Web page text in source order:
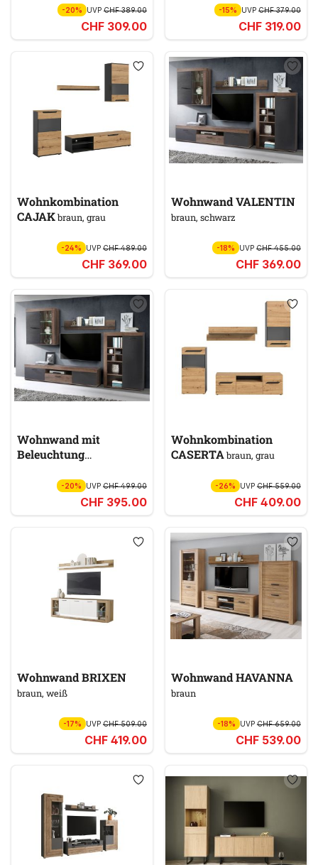
-20% UVP CHF 389.00
CHF 309.00
-15% UVPCHF 379.00
CHF 319.00
Wohnkombination
CAJAKbraun, grau
-24% UVP CHF 489.00
CHF 369.00
Wohnwand VALENTIN
braun, schwarz
-18% UVPCHF 455.00
CHF 369.00
Wohnwand mit
Beleuchtung
-20% UVP CHF 499.00
CHF 395.00
Wohnkombination
CASERTAbraun, grau
-26% UVPCHF 559.00
CHF 409.00
Wohnwand BRIXEN
braun, weiß
-17% UVP CHF 509.00
CHF 419.00
Wohnwand HAVANNA
braun
-18% UVPCHF 659.00
CHF 539.00